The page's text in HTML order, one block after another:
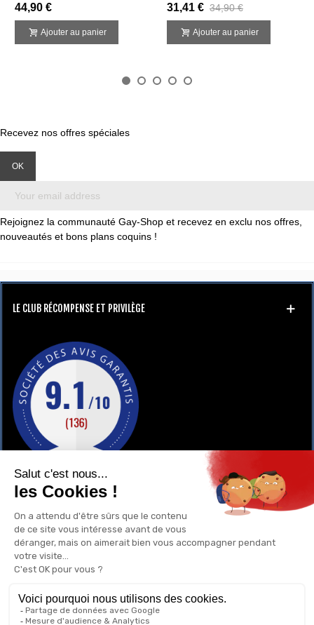
44,90 €
Ajouter au panier
31,41 € 34,90 €
Ajouter au panier
Recevez nos offres spéciales
Rejoignez la communauté Gay-Shop et recevez en exclu nos offres,
nouveautés et bons plans coquins !
LE CLUB RÉCOMPENSE ET PRIVILÈGE
UN RENSEIGNEMENT ?
POURQUOI ACHETER CHEZ NOUS ?